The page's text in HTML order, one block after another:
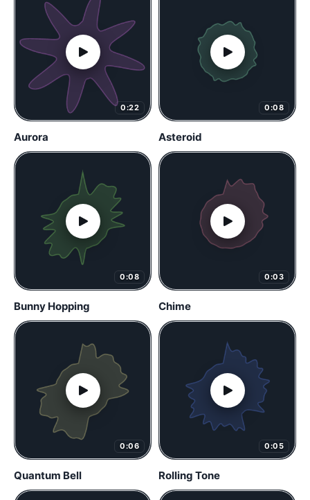
0:22
Aurora
0:08
Asteroid
0:08
Bunny Hopping
0:03
Chime
0:06
Quantum Bell
0:05
Rolling Tone